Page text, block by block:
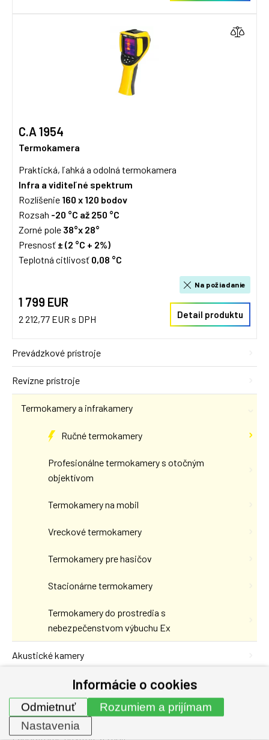
Prevádzkové prístroje
Revízne prístroje
Termokamery a infrakamery
Ručné termokamery
Profesionálne termokamery s otočným
objektívom
Termokamery na mobil
Vreckové termokamery
Termokamery pre hasičov
Stacionárne termokamery
Termokamery do prostredia s
nebezpečenstvom výbuchu Ex
Akustické kamery
Analyzátory kvality elektrickej siete
Osciloskopy
C.A 1954
Termokamera
Praktická, ľahká a odolná termokamera
Infra a viditeľné spektrum
Rozlíšenie 160 x 120 bodov
Rozsah -20 °C až 250 °C
Zorné pole 38°x 28°
Presnosť ± (2 °C + 2%)
Teplotná citlivosť 0,08 °C
1 799 EUR
2 212,77 EUR s DPH
Na požiadanie
Detail produktu
Informácie o cookies
Rozumiem a prijímam
Odmietnuť
Nastavenia